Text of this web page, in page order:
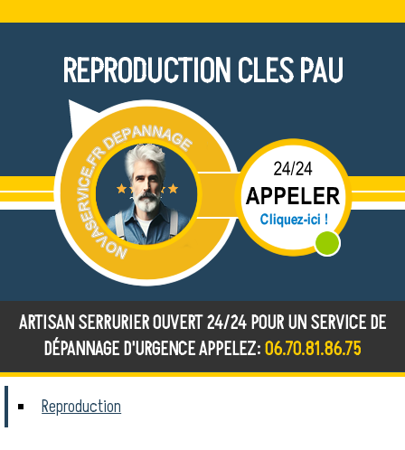
REPRODUCTION CLES PAU
ARTISAN SERRURIER OUVERT 24/24 POUR UN SERVICE DE
DÉPANNAGE D'URGENCE APPELEZ:06.70.81.86.75
Reproduction